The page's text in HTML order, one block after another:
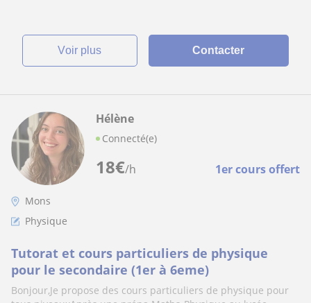
voir plus Contacter
18€/h 1er cours offert
Hélène
Connecté(e)
Mons
Physique
Tutorat et cours particuliers de physique
pour le secondaire (1er à 6eme)
Bonjour,Je propose des cours particuliers de physique pour